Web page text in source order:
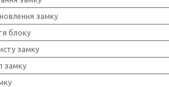
замку
блоку
замку
замку